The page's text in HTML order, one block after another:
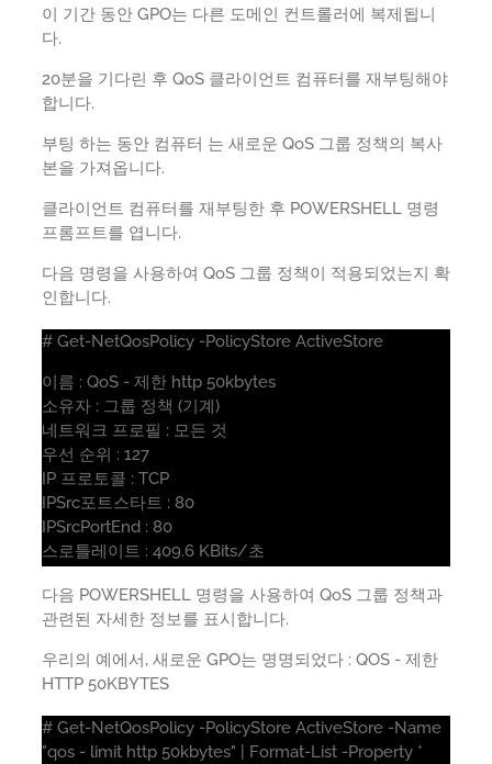
이 기간 동안 GPO는 다른 도메인 컨트롤러에 복제됩니
다.
20분을 기다린 후 QoS 클라이언트 컴퓨터를 재부팅해야
합니다.
부팅 하는 동안 컴퓨터 는 새로운 QoS 그룹 정책의 복사
본을 가져옵니다.
클라이언트 컴퓨터를 재부팅한 후 POWERSHELL 명령
프롬프트를 엽니다.
다음 명령을 사용하여 QoS 그룹 정책이 적용되었는지 확
인합니다.
# Get-NetQosPolicy -PolicyStore ActiveStore
이름 : QoS - 제한 http 50kbytes
소유자 : 그룹 정책 (기계)
네트워크 프로필 : 모든 것
우선 순위 : 127
IP 프로토콜 : TCP
IPSrc포트스타트 : 80
IPSrcPortEnd : 80
스로틀레이트 : 409.6 KBits/초
다음 POWERSHELL 명령을 사용하여 QoS 그룹 정책과
관련된 자세한 정보를 표시합니다.
우리의 예에서, 새로운 GPO는 명명되었다 : QOS - 제한
HTTP 50KBYTES
# Get-NetQosPolicy -PolicyStore ActiveStore -Name
"qos - limit http 50kbytes" | Format-List -Property *